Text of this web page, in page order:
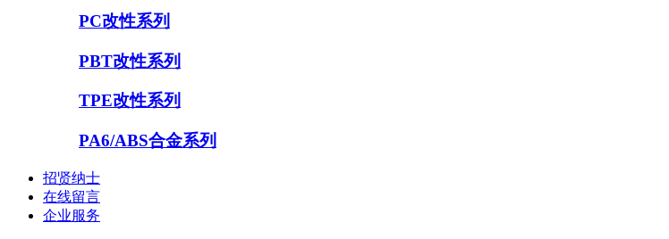
PC改性系列
PBT改性系列
TPE改性系列
PA6/ABS合金系列
招贤纳士
在线留言
企业服务